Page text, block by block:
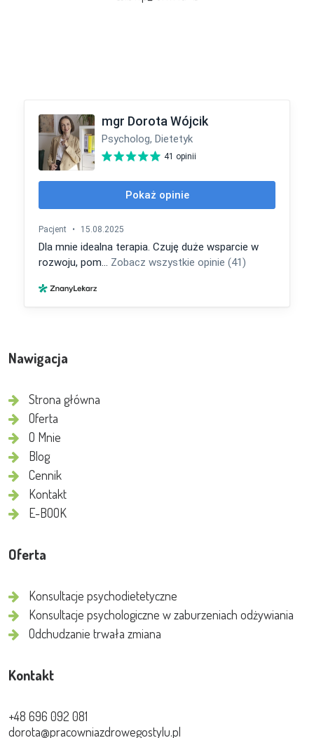
Nawigacja
Strona główna
Oferta
O Mnie
Blog
Cennik
Kontakt
E-BOOK
Oferta
Konsultacje psychodietetyczne
Konsultacje psychologiczne w zaburzeniach odżywiania
Odchudzanie trwała zmiana
Kontakt
+48 696 092 081
dorota@pracowniazdrowegostylu.pl